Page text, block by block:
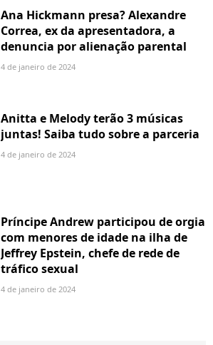
Ana Hickmann presa? Alexandre
Correa, ex da apresentadora, a
denuncia por alienação parental
4 de janeiro de 2024
Anitta e Melody terão 3 músicas
juntas! Saiba tudo sobre a parceria
4 de janeiro de 2024
Príncipe Andrew participou de orgia
com menores de idade na ilha de
Jeffrey Epstein, chefe de rede de
tráfico sexual
4 de janeiro de 2024